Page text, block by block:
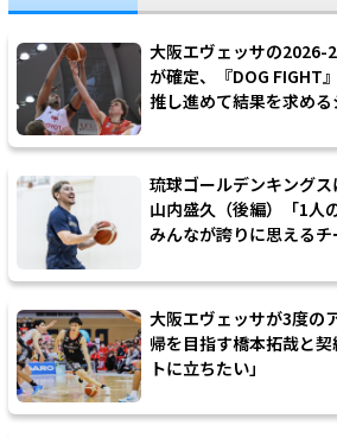
大阪エヴェッサの2026-
が確定、『DOG FIGHT
推し進めて結果を求め
琉球ゴールデンキング
山内盛久（後編）「1人
みんなが誇りに思えるチ
大阪エヴェッサが3度の
帰を目指す橋本拓哉と
トに立ちたい」